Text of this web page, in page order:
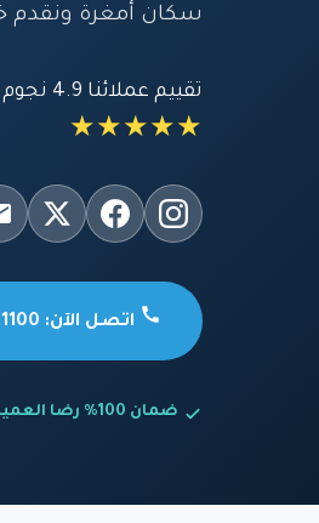
سكان أمغرة ونقدم
تقييم عملائنا 4.9 نجوم مع Google
★★★★★
اتصل الآن: 90941100
ضمان 100% رضا العميل